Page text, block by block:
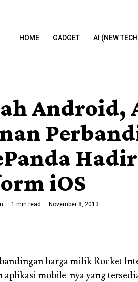
HOME GADGET AI (NEW
Android,
iOS
1 min read November 8, 2013
harga milik Rocket
aplikasi mobile-nya yang